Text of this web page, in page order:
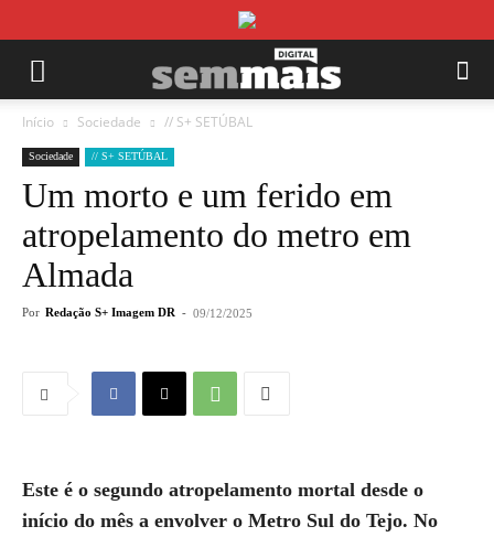
Início Sociedade // S+ SETÚBAL
Sociedade // S+ SETÚBAL
Um morto e um ferido em
atropelamento do metro em
Almada
Por Redação S+ Imagem DR - 09/12/2025
Este é o segundo atropelamento mortal desde o
início do mês a envolver o Metro Sul do Tejo. No